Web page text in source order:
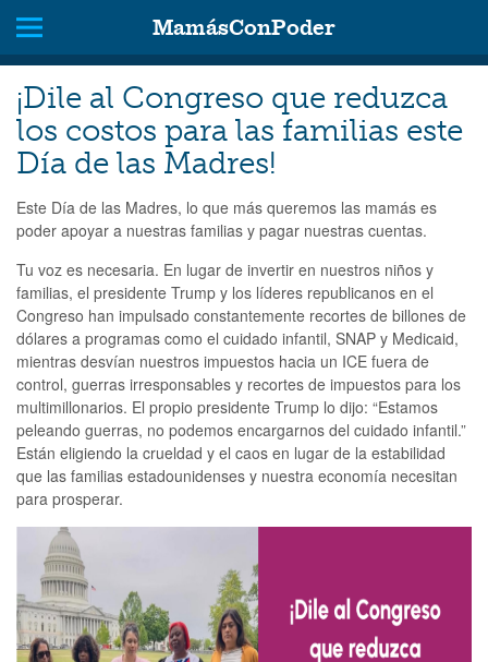
MamásConPoder
¡Dile al Congreso que reduzca
los costos para las familias este
Día de las Madres!
Este Día de las Madres, lo que más queremos las mamás es
poder apoyar a nuestras familias y pagar nuestras cuentas.
Tu voz es necesaria. En lugar de invertir en nuestros niños y
familias, el presidente Trump y los líderes republicanos en el
Congreso han impulsado constantemente recortes de billones de
dólares a programas como el cuidado infantil, SNAP y Medicaid,
mientras desvían nuestros impuestos hacia un ICE fuera de
control, guerras irresponsables y recortes de impuestos para los
multimillonarios. El propio presidente Trump lo dijo: “Estamos
peleando guerras, no podemos encargarnos del cuidado infantil.”
Están eligiendo la crueldad y el caos en lugar de la estabilidad
que las familias estadounidenses y nuestra economía necesitan
para prosperar.